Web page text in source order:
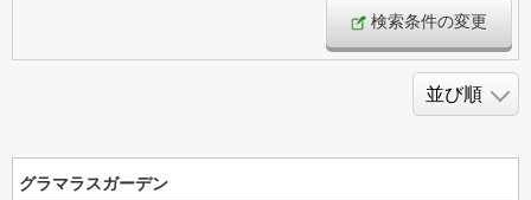
検索条件の変更
グラマラスガーデン